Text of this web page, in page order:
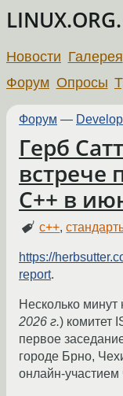
Новости Галерея
Форум Опросы
Форум —
Герб
встрече
C++ в
c++,
https://
report.
Несколько минут
2026 г.) комитет
первое
городе Брно,
онлайн-участием